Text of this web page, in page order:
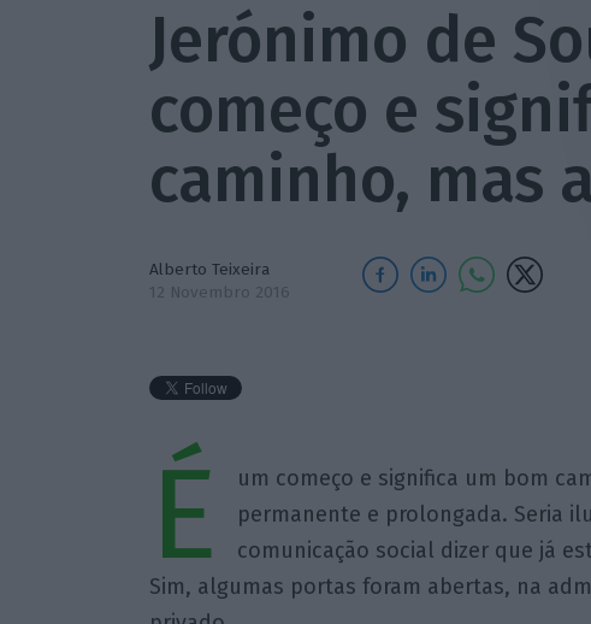
Jerónimo de
começo e
caminho, mas
Alberto Teixeira
12 Novembro 2016
É
um começo e significa um bom
permanente e prolongada. Seria
comunicação social dizer que já
Sim, algumas portas foram abertas, na